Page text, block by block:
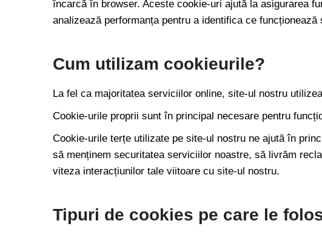
încarcă în browser. Aceste cookie-uri ajută la asigurarea
analizează performanța pentru a identifica ce
Cum utilizam cookieurile?
La fel ca majoritatea serviciilor online, site-ul nostru
Cookie-urile proprii sunt în principal necesare pentru
Cookie-urile terțe utilizate pe site-ul nostru ne ajută în
să menținem securitatea serviciilor noastre, să livrăm
viteza interacțiunilor tale viitoare cu site-ul nostru.
Tipuri de cookies pe care le